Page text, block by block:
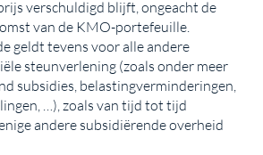
verschuldigd blijft, ongeacht de
van de KMO-portefeuille.
geldt tevens voor alle andere
steunverlening (zoals onder meer
subsidies, belastingverminderingen,
…), zoals van tijd tot tijd
andere subsidiërende overheid